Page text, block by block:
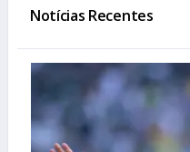
Notícias Recentes